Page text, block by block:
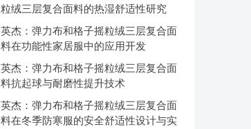
粒绒三层复合面料的热湿舒适性研究
英杰：弹力布和格子摇粒绒三层复合面
料在功能性家居服中的应用开发
英杰：弹力布和格子摇粒绒三层复合面
料抗起球与耐磨性提升技术
英杰：弹力布和格子摇粒绒三层复合面
料在冬季防寒服的安全舒适性设计与实